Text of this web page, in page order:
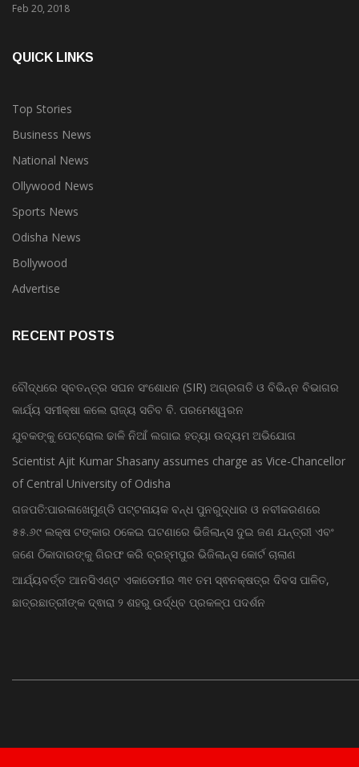
Feb 20, 2018
QUICK LINKS
Top Stories
Business News
National News
Ollywood News
Sports News
Odisha News
Bollywood
Advertise
RECENT POSTS
ବୌଦ୍ଧରେ ସ୍ବତନ୍ତ୍ର ସଘନ ସଂଶୋଧନ (SIR) ଅଗ୍ରଗତି ଓ ବିଭିନ୍ନ ବିଭାଗର
କାର୍ଯ୍ୟ ସମୀକ୍ଷା କଲେ ରାଜ୍ୟ ସଚିବ ବି. ପରମେଶ୍ୱରନ
ଯୁବକଙ୍କୁ ପେଟ୍ରୋଲ ଢାଳି ନିଆଁ ଲଗାଇ ହତ୍ୟା ଉଦ୍ୟମ ଅଭିଯୋଗ
Scientist Ajit Kumar Shasany assumes charge as Vice-Chancellor
of Central University of Odisha
ଗଜପତି:ପାରଳାଖେମୁଣ୍ଡି ପଟ୍ଟନାୟକ ବନ୍ଧ ପୁନରୁଦ୍ଧାର ଓ ନବୀକରଣରେ
୫୫.୬୯ ଲକ୍ଷ ଟଙ୍କାର ଠକେଇ ଘଟଣାରେ ଭିଜିଲାନ୍ସ ଦୁଇ ଜଣ ଯନ୍ତ୍ରୀ ଏବଂ
ଜଣେ ଠିକାଦାରଙ୍କୁ ଗିରଫ କରି ବ୍ରହ୍ମପୁର ଭିଜିଲାନ୍ସ କୋର୍ଟ ଚାଲାଣ
ଆର୍ଯ୍ୟବର୍ତ୍ତ ଆନସିଏଣ୍ଟ ଏକାଡେମୀର ୩୧ ତମ ସ୍ଵନକ୍ଷତ୍ର ଦିବସ ପାଳିତ,
ଛାତ୍ରଛାତ୍ରୀଙ୍କ ଦ୍ଵାରା ୨ ଶହରୁ ଉର୍ଦ୍ଧ୍ବ ପ୍ରକଳ୍ପ ପଦର୍ଶନ